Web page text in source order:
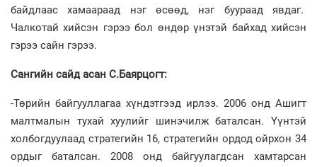
байдлаас хамаараад нэг өсөөд, нэг буураад явдаг.
Чалкотай хийсэн гэрээ бол өндөр үнэтэй байхад хийсэн
гэрээ сайн гэрээ.
Сангийн сайд асан С.Баярцогт:
-Төрийн байгууллагаа хүндэтгээд ирлээ. 2006 онд Ашигт
малтмалын тухай хуулийг шинэчилж баталсан. Үүнтэй
холбогдуулаад стратегийн 16, стратегийн ордод ойрхон 34
ордыг баталсан. 2008 онд байгуулагдсан хамтарсан